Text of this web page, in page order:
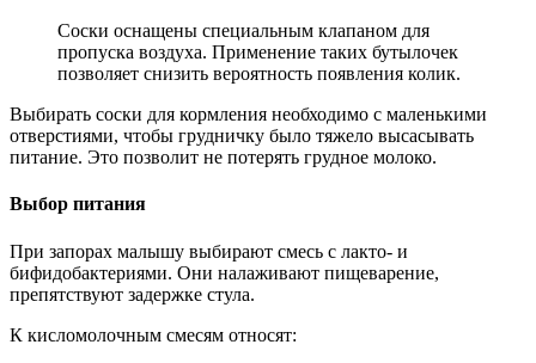
Соски оснащены специальным клапаном для
пропуска воздуха. Применение таких бутылочек
позволяет снизить вероятность появления колик.
Выбирать соски для кормления необходимо с маленькими
отверстиями, чтобы грудничку было тяжело высасывать
питание. Это позволит не потерять грудное молоко.
Выбор питания
При запорах малышу выбирают смесь с лакто- и
бифидобактериями. Они налаживают пищеварение,
препятствуют задержке стула.
К кисломолочным смесям относят: